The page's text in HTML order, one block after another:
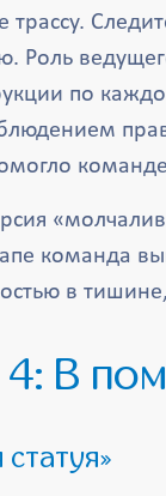
трассу.
Роль
по
команда
в
4: В
статуя»